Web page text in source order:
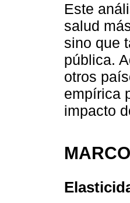
Este
salud
sino que
pública.
otros
empírica
impacto